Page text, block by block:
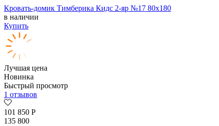
Кровать-домик Тимберика Кидс 2-яр №17 80х180
в наличии
Купить
Лучшая цена
Новинка
Быстрый просмотр
1 отзывов
101 850 Р
135 800